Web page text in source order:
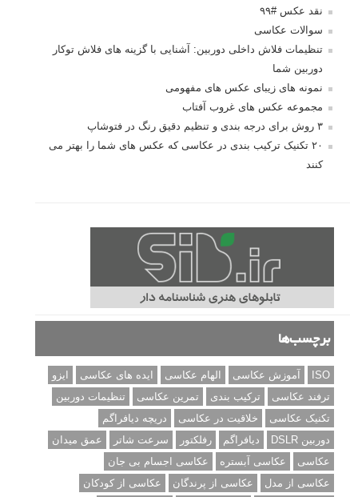
نقد عکس #۹۹
سوالات عکاسی
تنظیمات فلاش داخلی دوربین: آشنایی با گزینه های فلاش توکار
دوربین شما
نمونه های زیبای عکس های مفهومی
مجموعه عکس های غروب آفتاب
۳ روش برای درجه بندی و تنظیم دقیق رنگ در فتوشاپ
۲۰ تکنیک ترکیب بندی در عکاسی که عکس های شما را بهتر می
کنند
برچسب‌ها
ISO آموزش عکاسی الهام عکاسی ایده های عکاسی
ایزو
ترفند عکاسی
ترکیب بندی تمرین عکاسی
تنظیمات دوربین
تکنیک عکاسی
خلاقیت در عکاسی
دریچه دیافراگم
دوربین DSLR
دیافراگم رفلکتور سرعت شاتر
عمق میدان
عکاسی
عکاسی آبستره
عکاسی اجسام بی جان
عکاسی از مدل
عکاسی از پرندگان
عکاسی از کودکان